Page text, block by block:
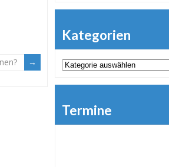
Kategorien
Kategorien
Termine